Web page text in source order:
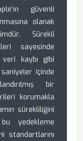
güvenli
olanak
Sürekli
sayesinde
veri kaybı gibi
içinde
bir
korumakla
sürekliliğini
yedekleme
standartlarını